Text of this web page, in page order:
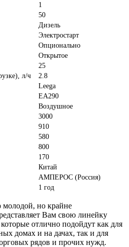
1
50
Дизель
Электростарт
Опционально
Открытое
25
л/ч
2.8
Leega
EA290
Воздушное
3000
910
580
800
170
Китай
АМПЕРОС (Россия)
1 год
но крайне
Вам свою линейку
которые отлично подойдут как для
домах и на дачах, так и для
рядов и прочих нужд.